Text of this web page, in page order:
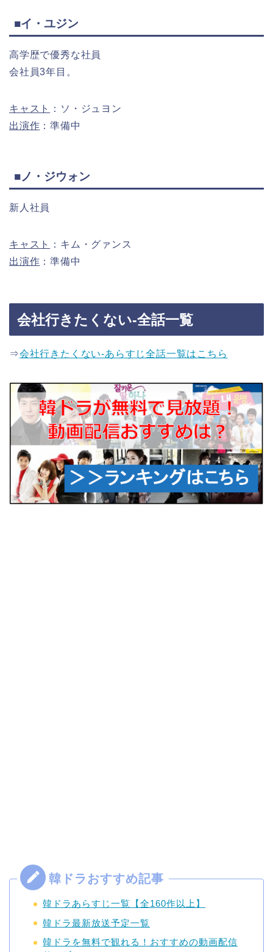
■イ・ユジン
高学歴で優秀な社員
会社員3年目。
キャスト
：ソ・ジュヨン
出演作 ：準備中
■ノ・ジウォン
新人社員
キャスト
：キム・グァンス
出演作 ：準備中
会社行きたくない-全話一覧
⇒会社行きたくない-あらすじ全話一覧はこちら
韓ドラあらすじ一覧【全160作以上】
韓ドラ最新放送予定一覧
韓ドラを無料で観れる！おすすめの動画配信